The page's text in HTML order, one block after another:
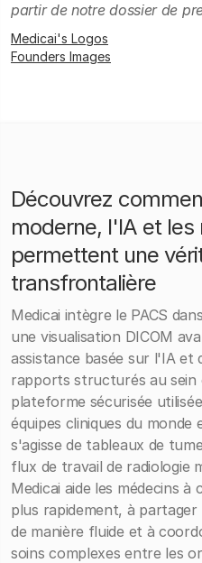
partir de notre dossier de
Medicai's Logos
Founders Images
Découvrez
moderne, l'IA et
permettent une
transfrontalière
Medicai intègre le PACS
une visualisation DICOM
assistance basée sur l'IA et
rapports structurés au sein
plateforme sécurisée
équipes cliniques du monde
s'agisse de tableaux de
flux de travail de radiologie
Medicai aide les médecins à
plus rapidement, à partager
de manière fluide et à
soins complexes entre les